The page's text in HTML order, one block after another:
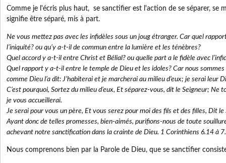
Comme je l'écris plus haut, se sanctifier est l'action de se séparer, se
signifie être séparé, mis à part.
Ne vous mettez pas avec les infidèles sous un joug étranger. Car quel
l’iniquité? ou qu’y a-t-il de commun entre la lumière et les ténèbres?
Quel accord y a-t-il entre Christ et Bélial? ou quelle part a le fidèle avec
Quel rapport y a-t-il entre le temple de Dieu et les idoles? Car nous
comme Dieu l’a dit: J’habiterai et je marcherai au milieu d’eux; je serai leur
C’est pourquoi, Sortez du milieu d’eux, Et séparez-vous, dit le Seigneur; Ne
je vous accueillerai.
Je serai pour vous un père, Et vous serez pour moi des fils et des filles, Dit
Ayant donc de telles promesses, bien-aimés, purifions-nous de toute
achevant notre sanctification dans la crainte de Dieu. 1 Corinthiens 6.14 à
Nous comprenons bien par la Parole de Dieu, que se sanctifier